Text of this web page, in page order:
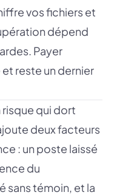
vos fichiers et
dépend
Payer
reste un dernier
risque qui dort
deux facteurs
: un poste laissé
du
sans témoin, et la